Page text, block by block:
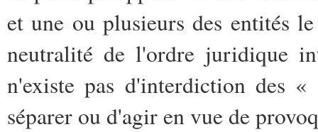
et une ou plusieurs des entités
neutralité de l'ordre juridique
n'existe pas d'interdiction des
séparer ou d'agir en vue de